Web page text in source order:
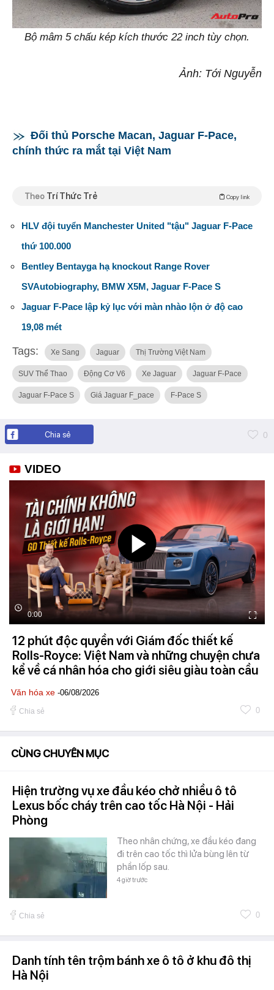
Bộ mâm 5 chấu kép kích thước 22 inch tùy chọn.
Ảnh: Tới Nguyễn
Đối thủ Porsche Macan, Jaguar F-Pace,
chính thức ra mắt tại Việt Nam
Theo Trí Thức Trẻ Copy link
HLV đội tuyển Manchester United "tậu" Jaguar F-Pace
thứ 100.000
Bentley Bentayga hạ knockout Range Rover
SVAutobiography, BMW X5M, Jaguar F-Pace S
Jaguar F-Pace lập kỷ lục với màn nhào lộn ở độ cao
19,08 mét
Tags: Xe Sang Jaguar Thị Trường Việt Nam
SUV Thể Thao Động Cơ V6 Xe Jaguar Jaguar F-Pace
Jaguar F-Pace S Giá Jaguar F_pace F-Pace S
Chia sẻ 0
VIDEO
0:00
12 phút độc quyền với Giám đốc thiết kế
Rolls-Royce: Việt Nam và những chuyện chưa
kể về cá nhân hóa cho giới siêu giàu toàn cầu
Văn hóa xe -06/08/2026
Chia sẻ 0
CÙNG CHUYÊN MỤC
Hiện trường vụ xe đầu kéo chở nhiều ô tô
Lexus bốc cháy trên cao tốc Hà Nội - Hải
Phòng
Theo nhân chứng, xe đầu kéo đang
đi trên cao tốc thì lửa bùng lên từ
phần lốp sau.
4 giờ trước
Chia sẻ 0
Danh tính tên trộm bánh xe ô tô ở khu đô thị
Hà Nội